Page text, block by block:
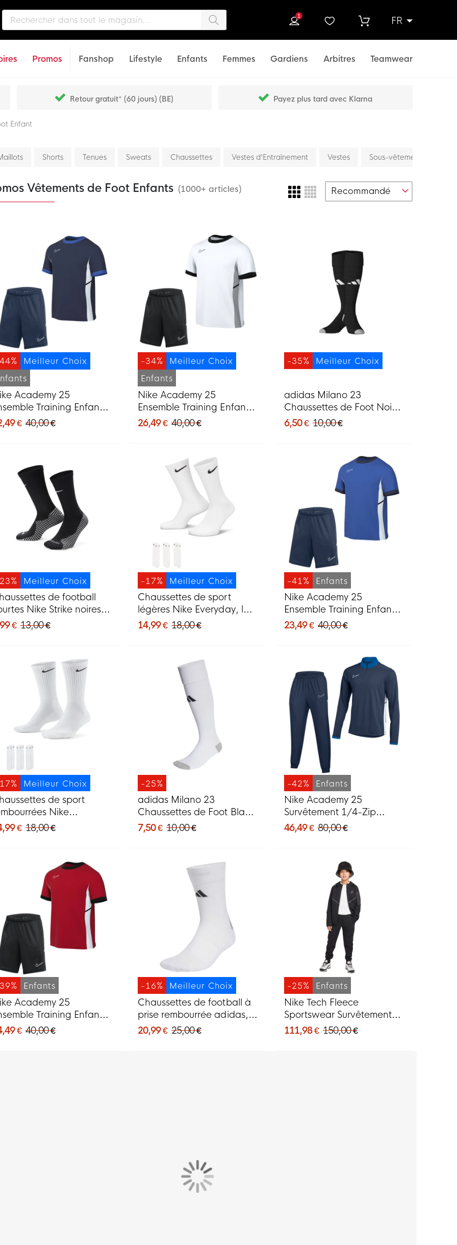
FR
1
Promos Fanshop Lifestyle Enfants Femmes Gardiens Arbitres Teamwear
Retour gratuit* (60 jours) (BE) Payez plus tard avec Klarna
Enfant
Shorts Tenues Sweats Chaussettes Vestes d'Entraînement Vestes Sous-vêtements
Vêtements de Foot Enfants (1000+ articles)
Meilleur Choix
Academy 25
Training Enfants
Foncé Bleu Blanc
€ 40,00 €
Meilleur Choix
-34%
Enfants
Nike Academy 25
Ensemble Training Enfants
Blanc Noir Gris
26,49 € 40,00 €
Meilleur Choix
-35%
adidas Milano 23
Chaussettes de Foot Noir
Blanc
6,50 € 10,00 €
Meilleur Choix
de football
Nike Strike noires
blanches
€ 13,00 €
Meilleur Choix
-17%
Chaussettes de sport
légères Nike Everyday, lot
de 3, blanches et noires
14,99 € 18,00 €
-41% Enfants
Nike Academy 25
Ensemble Training Enfants
Bleu Bleu Foncé Blanc
23,49 € 40,00 €
Meilleur Choix
de sport
Nike
lot de 3,
et noires
€ 18,00 €
-25%
adidas Milano 23
Chaussettes de Foot Blanc
Noir
7,50 € 10,00 €
-42% Enfants
Nike Academy 25
Survêtement 1/4-Zip
Enfants Bleu Foncé Bleu
46,49 € 80,00 €
Enfants
Academy 25
Training Enfants
Noir Blanc
€ 40,00 €
Meilleur Choix
-16%
Chaussettes de football à
prise rembourrée adidas,
blanches et noires
20,99 € 25,00 €
-25% Enfants
Nike Tech Fleece
Sportswear Survêtement
Enfants Noir Gris Foncé
111,98 € 150,00 €